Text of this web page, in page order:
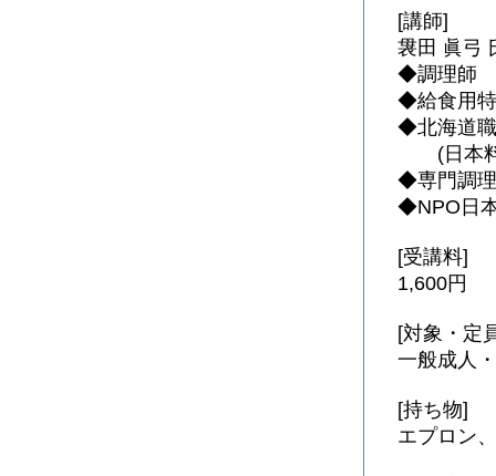
[講師]
袰田 眞弓
◆調理師
◆給食用
◆北海道
(日本料
◆専門調
◆NPO日
[受講料]
1,600円
[対象・定
一般成人
[持ち物]
エプロン